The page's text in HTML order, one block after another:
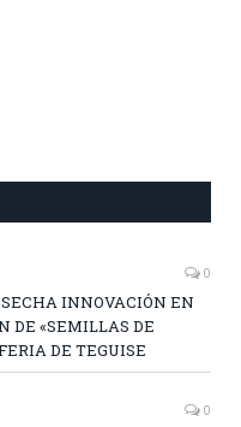
0
INNOVACIÓN EN
DE «SEMILLAS DE
DE TEGUISE
0